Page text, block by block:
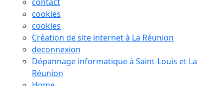
cookies
cookies
Création de site internet à La Réunion
deconnexion
Dépannage informatique à Saint-Louis et La
Réunion